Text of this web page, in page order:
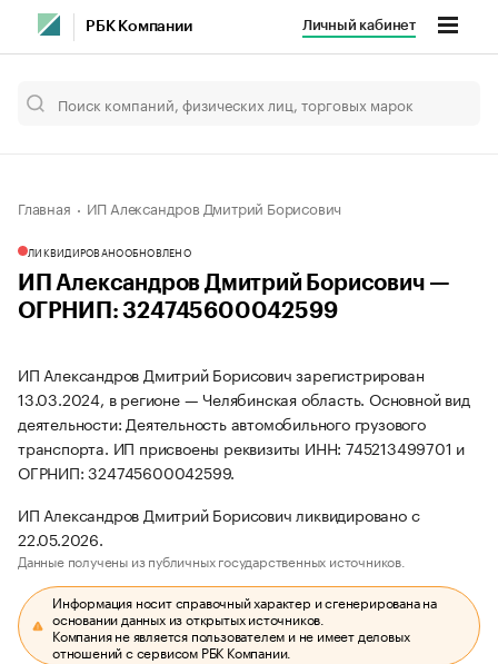
РБК Компании Личный кабинет
Главная ИП Александров Дмитрий Борисович
ЛИКВИДИРОВАНООБНОВЛЕНО
ИП Александров Дмитрий Борисович —
ОГРНИП: 324745600042599
ИП Александров Дмитрий Борисович зарегистрирован
13.03.2024, в регионе — Челябинская область. Основной вид
деятельности: Деятельность автомобильного грузового
транспорта. ИП присвоены реквизиты ИНН: 745213499701 и
ОГРНИП: 324745600042599.
ИП Александров Дмитрий Борисович ликвидировано с
22.05.2026.
Данные получены из публичных государственных источников.
Информация носит справочный характер и сгенерирована на
основании данных из открытых источников.
Компания не является пользователем и не имеет деловых
отношений с сервисом РБК Компании.